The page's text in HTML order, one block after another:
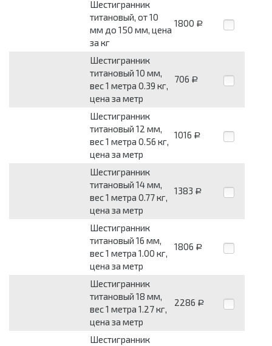
Шестигранник
титановый, от 10
мм до 150 мм, цена
за кг
1800 Р
Шестигранник
титановый 10 мм,
вес 1 метра 0.39 кг,
цена за метр
706 Р
Шестигранник
титановый 12 мм,
вес 1 метра 0.56 кг,
цена за метр
1016 Р
Шестигранник
титановый 14 мм,
вес 1 метра 0.77 кг,
цена за метр
1383 Р
Шестигранник
титановый 16 мм,
вес 1 метра 1.00 кг,
цена за метр
1806 Р
Шестигранник
титановый 18 мм,
вес 1 метра 1.27 кг,
цена за метр
2286 Р
Шестигранник